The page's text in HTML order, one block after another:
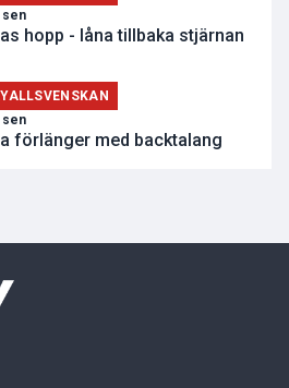
sen
hopp - låna tillbaka stjärnan
sen
förlänger med backtalang